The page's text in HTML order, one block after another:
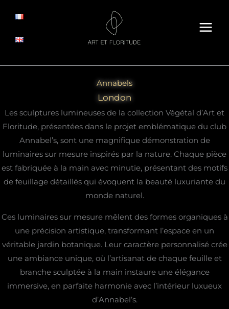
Annabels
London
Les sculptures lumineuses de la collection Végétal d’Art et
Floritude, présentées dans le projet emblématique du club
Annabel’s, sont une magnifique démonstration de
luminaires sur mesure inspirés par la nature. Chaque pièce
est fabriquée à la main avec minutie, présentant des motifs
de feuillage détaillés qui évoquent la beauté luxuriante du
monde naturel.
Ces luminaires sur mesure mêlent des formes organiques à
une précision artistique, transformant l’espace en un
véritable jardin botanique. Leur caractère personnalisé crée
une ambiance unique, où l’artisanat de chaque feuille et
branche sculptée à la main instaure une élégance
immersive, en parfaite harmonie avec l’intérieur luxueux
d’Annabel’s.